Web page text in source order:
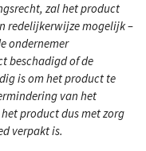
zal het product
redelijkerwijze mogelijk –
ondernemer
beschadigd of de
is om het product te
van het
product dus met zorg
verpakt is.